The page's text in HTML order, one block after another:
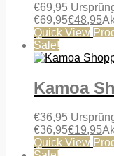
€69,95
€69,95€48,95
Quick View
Sale!
Kamoa
€36,95
€36,95€19,95
Quick View